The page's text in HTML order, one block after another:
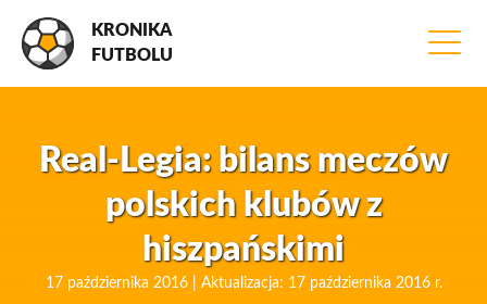
KRONIKA
FUTBOLU
Real-Legia: bilans meczów
polskich klubów z
hiszpańskimi
17 października 2016 | Aktualizacja: 17 października 2016 r.